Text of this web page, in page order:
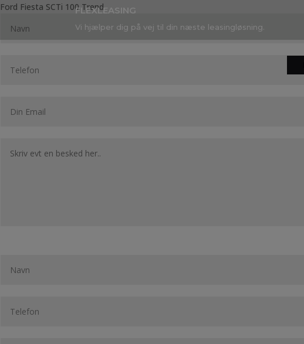
FLEXLEASING
Vi hjælper dig på vej til din næste leasingløsning.
Ford Fiesta SCTi 100 Trend